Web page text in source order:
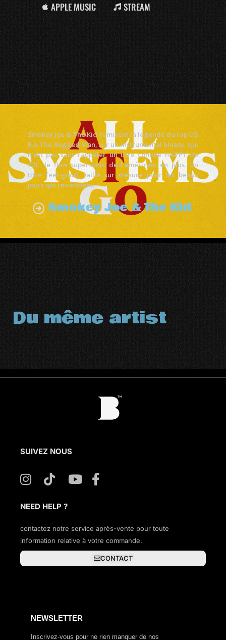
APPLE MUSIC STREAM
Smokey Joe & The Kid remixent la légende du rap US
R.A The Rugged Man, sur un instrumental bluesy, qui
n’est pas sans rappeler un titre comme HAPPY de
C2C, le flow supersonic de l’américain en plus. Un
titre feel-good, taillé sur mesure pour les beaux
jours qui reviennent.
Smokey Joe & The Kid
Du même artist
SUIVEZ NOUS
NEED HELP ?
contactez notre service après-vente pour toute
information relative à votre commande.
CONTACT
NEWSLETTER
Inscrivez-vous pour ne rien manquer de nos